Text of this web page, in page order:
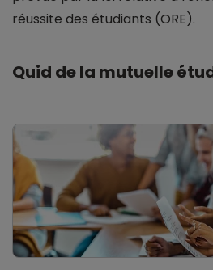
réussite des étudiants (ORE).
Quid de la mutuelle